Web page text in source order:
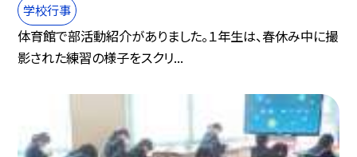
学校行事
体育館で部活動紹介がありました。１年生は、春休み中に撮
影された練習の様子をスクリ...